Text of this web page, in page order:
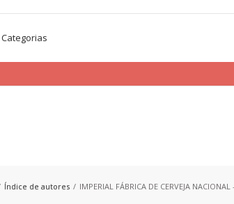
Categorias
Índice de autores IMPERIAL FÁBRICA DE CERVEJA